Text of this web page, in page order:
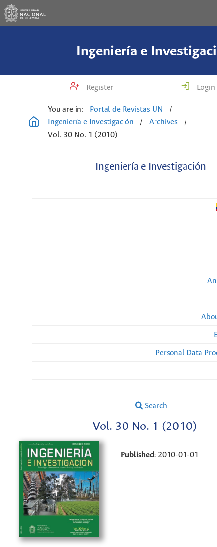
Ingeniería e
Register Login
You are in: Portal de Revistas UN
/
Ingeniería e Investigación
/ Archives
/
Vol. 30 No. 1 (2010)
Ingeniería e Investigación
Personal Data
Search
Vol. 30 No. 1 (2010)
Published: 2010-01-01